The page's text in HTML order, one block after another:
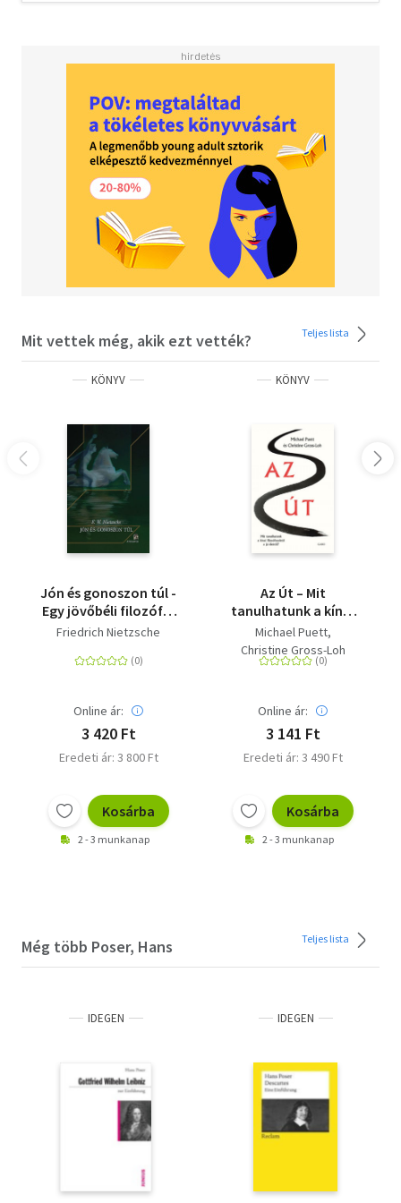
Szerkesztője, társszerkesztője többek között a
Wissenschaft und 'Weltgestaltung'. Zum 350. Geburtstag
von G. W Leibniz (1999); Das Neueste über China. G. W
Leibnizens Novissima Sinica (2000); Nihil sine ratione.
Mensch, Natur und Technik im Wirken von G. W.
Mit vettek még, akik ezt vették? Teljes lista
KÖNYV
Jón és gonoszon túl -
Egy jövőbéli filozófia
előjátéka
Friedrich Nietzsche
Online ár:
3 420 Ft
Eredeti ár: 3 800 Ft
Kosárba
2 - 3 munkanap
KÖNYV
Az Út – Mit
tanulhatunk a kínai
filozófusoktól a jó
életről?
Michael Puett
Christine Gross-Loh
Online ár:
3 141 Ft
Eredeti ár: 3 490 Ft
Kosárba
2 - 3 munkanap
Még több Poser, Hans Teljes lista
IDEGEN IDEGEN